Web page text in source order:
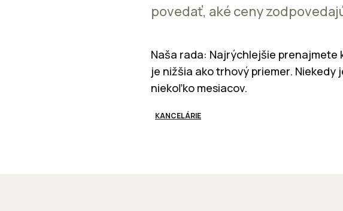
povedať, aké ceny
Naša rada: Najrýchlejšie prenajmete
je nižšia ako trhový priemer.
niekoľko mesiacov.
KANCELÁRIE